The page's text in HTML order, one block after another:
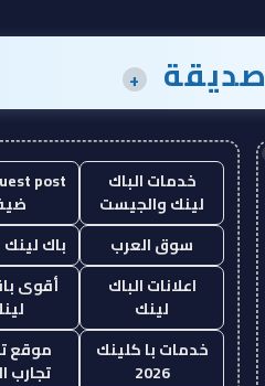
+
خدمات الباك
لينك والجيست
سوق العرب
باك لينك
اعلانات الباك
لينك
أقوى
خدمات با كلينك
2026
موقع
تجارب